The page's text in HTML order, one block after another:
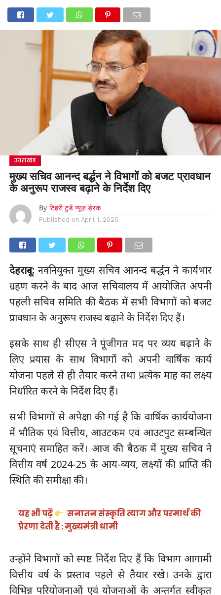
उत्तराखंड
मुख्य सचिव आनन्द बर्द्धन ने विभागों को बजट प्रावधान
के अनुरूप राजस्व बढ़ाने के निर्देश दिए
By टिहरी टुडे न्यूज़ डेस्क
Published on April 1, 2025
देहरादून: नवनियुक्त मुख्य सचिव आनन्द बर्द्धन ने कार्यभार
ग्रहण करने के बाद आज सचिवालय में आयोजित अपनी
पहली सचिव समिति की बैठक में सभी विभागों को बजट
प्रावधान के अनुरूप राजस्व बढ़ाने के निर्देश दिए हैं।
इसके साथ ही सीएस ने पूंजीगत मद पर व्यय बढ़ाने के
लिए प्रयास के साथ विभागों को अपनी वार्षिक कार्य
योजना पहले से ही तैयार करने तथा प्रत्येक माह का लक्ष्य
निर्धारित करने के निर्देश दिए हैं।
सभी विभागों से अपेक्षा की गई है कि वार्षिक कार्ययोजना
में भौतिक एवं वित्तीय, आउटकम एवं आउटपुट सम्बन्धित
सूचनाएं समाहित करें। आज की बैठक में मुख्य सचिव ने
वित्तीय वर्ष 2024-25 के आय-व्यय, लक्ष्यों की प्राप्ति की
स्थिति की समीक्षा की।
यह भी पढ़ें
सनातन संस्कृति त्याग और परमार्थ की
प्रेरणा देती है : मुख्यमंत्री धामी
उन्होंने विभागों को स्पष्ट निर्देश दिए हैं कि विभाग आगामी
वित्तीय वर्ष के प्रस्ताव पहले से तैयार रखे। उनके द्वारा
विभिन्न परियोजनाओं एवं योजनाओं के अन्तर्गत स्वीकृत